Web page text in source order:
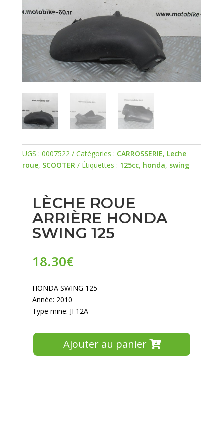
UGS : 0007522 Catégories : CARROSSERIE, Leche
roue, SCOOTER Étiquettes : 125cc, honda, swing
LÈCHE ROUE
ARRIÈRE HONDA
SWING 125
18.30€
HONDA SWING 125
Année: 2010
Type mine: JF12A
Ajouter au panier